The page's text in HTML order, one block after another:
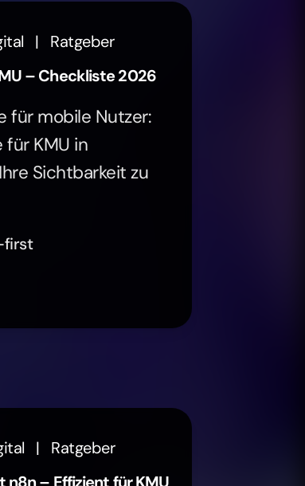
|
Ratgeber
– Checkliste 2026
für mobile Nutzer:
KMU in
Sichtbarkeit zu
first
|
Ratgeber